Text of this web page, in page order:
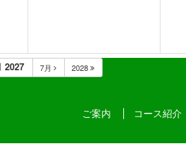
2027 7月 2028
ご案内 コース紹介